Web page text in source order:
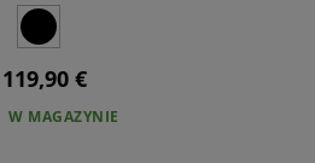
119,90 €
W MAGAZYNIE